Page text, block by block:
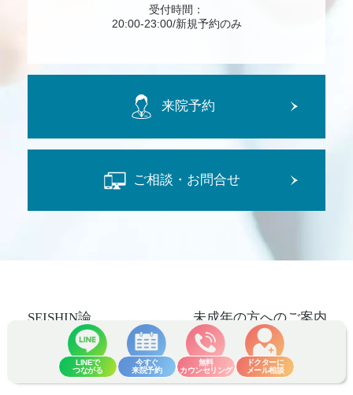
LINEで
つながる
今すぐ
来院予約
無料
カウンセリング
ドクターに
メール相談
受付時間：
20:00-23:00/新規予約のみ
来院予約
ご相談・お問合せ
SEISHIN論
施術一覧
未成年の方へのご案内
モニター制度